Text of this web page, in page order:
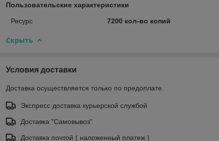
Пользовательские характеристики
Ресурс 7200 кол-во копий
Скрыть
Условия доставки
Доставка осуществляется только по предоплате.
Экспресс доставка курьерской службой
Доставка "Самовывоз"
Доставка почтой ( наложенный платеж )